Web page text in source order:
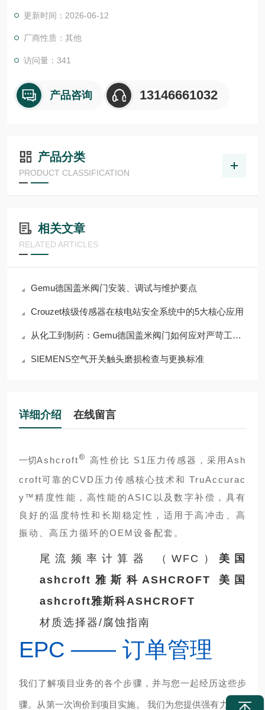
尾流频率计算器 （WFC）美国ASHCROFT雅斯科美国ashcroft
更新时间：2026-06-12
厂商性质：其他
访问量：341
产品咨询 13146661032
产品分类
PRODUCT CLASSIFICATION
相关文章
RELATED ARTICLES
Gemu德国盖米阀门安装、调试与维护要点
Crouzet核级传感器在核电站安全系统中的5大核心应用
从化工到制药：Gemu德国盖米阀门如何应对严苛工况挑战？
SIEMENS空气开关触头磨损检查与更换标准
详细介绍 在线留言
一切Ashcroft ® 高性价比 S1压力传感器，采用Ash
croft可靠的CVD压力传感核心技术和 TruAccurac
y™精度性能，高性能的ASIC以及数字补偿，具有
良好的温度特性和长期稳定性，适用于高冲击、高
振动、高压力循环的OEM设备配套。
尾流频率计算器 （WFC） 美国
ashcroft雅斯科ASHCROFT
美国
ashcroft雅斯科ASHCROFT
材质选择器/腐蚀指南
EPC —— 订单管理
我们了解项目业务的各个步骤，并与您一起经历这些步
骤。从第一次询价到项目实施。 我们为您提供强有力的支